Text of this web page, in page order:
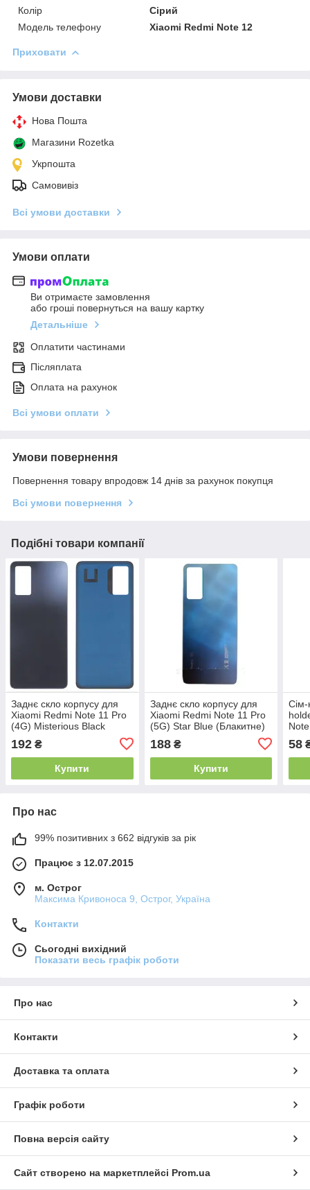
Колір
Сірий
Модель телефону
Xiaomi Redmi Note 12
Приховати
Умови доставки
Нова Пошта
Магазини Rozetka
Укрпошта
Самовивіз
Всі умови доставки
Умови оплати
Ви отримаєте замовлення
або гроші повернуться на вашу картку
Детальніше
Оплатити частинами
Післяплата
Оплата на рахунок
Всі умови оплати
Умови повернення
Повернення товару впродовж 14 днів за рахунок покупця
Всі умови повернення
Подібні товари компанії
Заднє скло корпусу для
Xiaomi Redmi Note 11 Pro
(4G) Misterious Black
192 ₴
Купити
Заднє скло корпусу для
Xiaomi Redmi Note 11 Pro
(5G) Star Blue (Блакитне)
188₴
Купити
58
Про нас
99% позитивних з 662 відгуків за рік
Працює з 12.07.2015
м. Острог
Максима Кривоноса 9, Острог, Україна
Контакти
Сьогодні вихідний
Показати весь графік роботи
Про нас
Контакти
Доставка та оплата
Графік роботи
Повна версія сайту
Сайт створено на маркетплейсі Prom.ua